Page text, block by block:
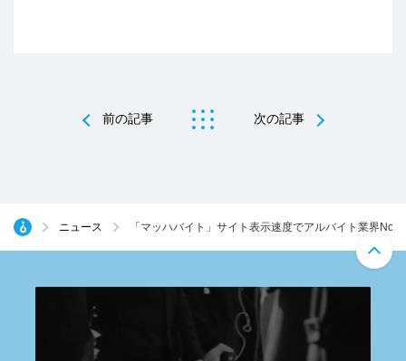
前の記事 次の記事
ニュース 「マッハバイト」サイト表示速度でアルバイト業界